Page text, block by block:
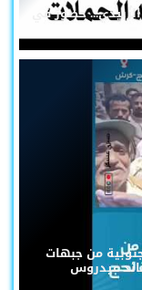
حضورٌ في
من جبهات
عيدروس